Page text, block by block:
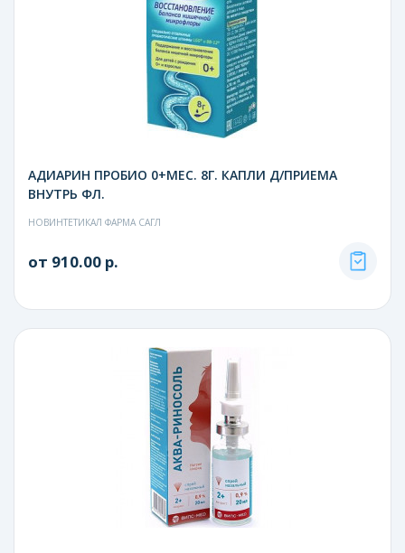
АДИАРИН ПРОБИО 0+МЕС. 8Г. КАПЛИ Д/ПРИЕМА
ВНУТРЬ ФЛ.
НОВИНТЕТИКАЛ ФАРМА САГЛ
от 910.00 р.